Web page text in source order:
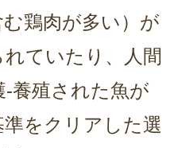
鶏肉が多い）が
ていたり、人間
養殖された魚が
をクリアした選